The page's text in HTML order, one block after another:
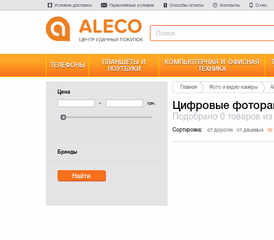
Условия доставки Гарантийные условия Способы оплаты Контакты О нас
ТЕЛЕФОНЫ
ПЛАНШЕТЫ И
НОУТБУКИ
КОМПЬЮТЕРНАЯ И ОФИСНАЯ
ТЕХНИКА
Цена
– грн.
Бренды
Найти
Главная Фото и видео камеры
Цифровые
Подобрано0 товаров
Сортировка: от дорогих от дешевых по